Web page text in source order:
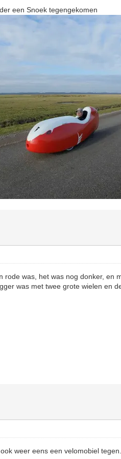
een Snoek tegengekomen
rode was, het was nog donker, en
was met twee grote wielen en
weer eens een velomobiel tegen.